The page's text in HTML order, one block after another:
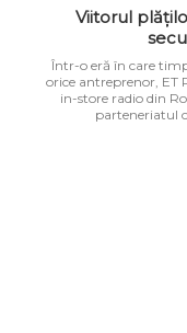
Viitorul
Într-o eră în care
orice antreprenor, ET
in-store radio din
parteneriatul